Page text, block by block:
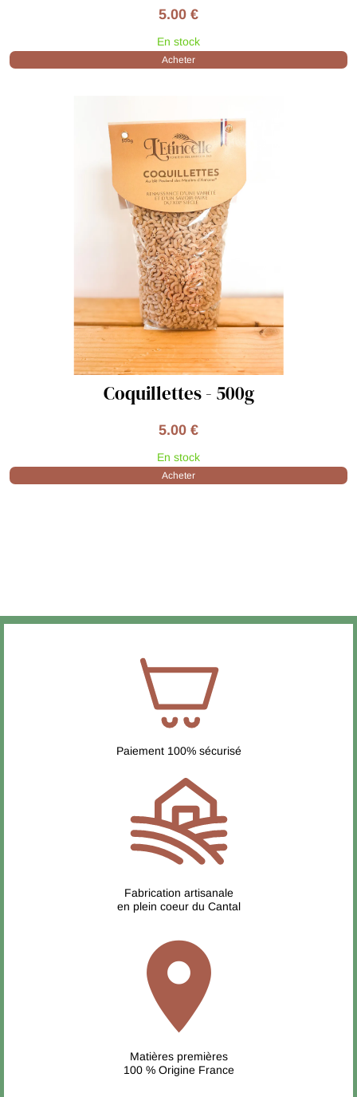
5.00 €
En stock
Acheter
Coquillettes - 500g
5.00 €
En stock
Acheter
Paiement 100% sécurisé
Fabrication artisanale
en plein coeur du Cantal
location_on
Matières premières
100 % Origine France